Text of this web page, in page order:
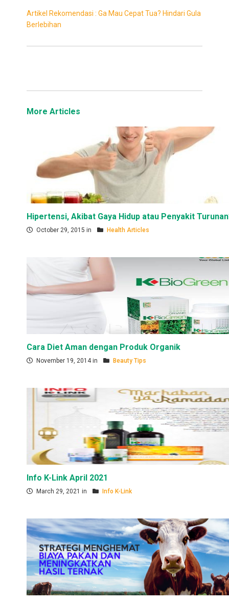
Artikel Rekomendasi : Ga Mau Cepat Tua? Hindari Gula
Berlebihan
More Articles
Hipertensi, Akibat Gaya Hidup atau Penyakit
October 29, 2015 in Health Articles
Cara Diet Aman dengan Produk Organik
November 19, 2014 in Beauty Tips
Info K-Link April 2021
March 29, 2021 in Info K-Link